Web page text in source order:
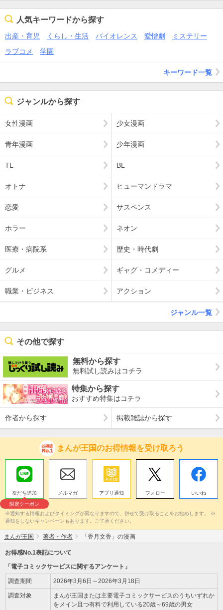
人気キーワードから探す
出産・育児 くらし・生活 バイオレンス 愛憎劇
ミステリー
ラブコメ
学園
キーワード一覧
ジャンルから探す
女性漫画 少女漫画
青年漫画 少年漫画
TL BL
オトナ ヒューマンドラマ
恋愛 サスペンス
ホラー ネオン
医療・病院系 歴史・時代劇
グルメ ギャグ・コメディー
職業・ビジネス アクション
ジャンル一覧
その他で探す
無料から探す
無料試し読みはコチラ
特集から探す
おすすめ特集はコチラ
作者から探す 掲載雑誌から探す
まんが王国のお得情報を受け取ろう
友だち追加
限定クーポン
メルマガ アプリ通知 フォロー いいね
※通知する情報およびタイミングが異なりますので、併せて受け取ることをお勧めします。 ※
通知をしないキャンペーンもあります。ご了承ください。
まんが王国 著者・作者 「香月文香」の漫画
お得感No.1表記について
「電子コミックサービスに関するアンケート」
調査期間 2026年3月6日～2026年3月18日
調査対象
まんが王国または主要電子コミックサービスのうちいずれか
をメイン且つ有料で利用している20歳～69歳の男女